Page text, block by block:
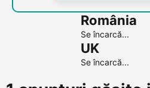
România
Se încarcă...
UK
Se încarcă...